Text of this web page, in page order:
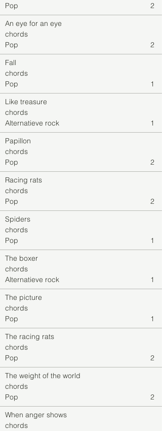
Pop
2
An eye for an eye
chords
Pop
2
Fall
chords
Pop
1
Like treasure
chords
Alternatieve rock
1
Papillon
chords
Pop
2
Racing rats
chords
Pop
2
Spiders
chords
Pop
1
The boxer
chords
Alternatieve rock
1
The picture
chords
Pop
1
The racing rats
chords
Pop
2
The weight of the world
chords
Pop
2
When anger shows
chords